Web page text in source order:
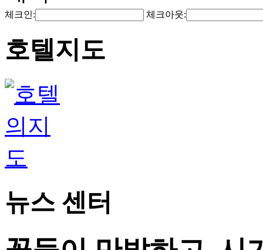
체크인: 체크아웃:
호텔지도
뉴스 센터